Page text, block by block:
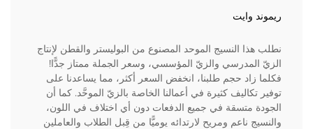
ريموند وايت
نطلب هذا النسيج الموحد المصنوع من البوليستر والقطن لإنتاج
الزيّ المدرسي والزيّ المؤسسي، وسعر الجملة ممتاز جدًّا!
فكلما زاد حجم طلبنا، انخفض السعر أكثر، مما يساعدنا على
توفير تكاليف كثيرة في أعمالنا الخاصة بالزيّ الموحَّد. كما أن
الجودة متسقة في جميع الدفعات دون أي اختلاف في اللون،
والنسيج ناعم ومريح لارتدائه يوميًّا من قِبل الطلاب والعاملين